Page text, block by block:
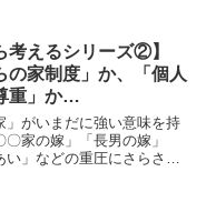
考えるシリーズ②】
の家制度」か、「個人
重」か
ぶのは“帰属”より“自
」がいまだに強い意味を持
〇家の嫁」「長男の嫁」
い」などの重圧にさらされ